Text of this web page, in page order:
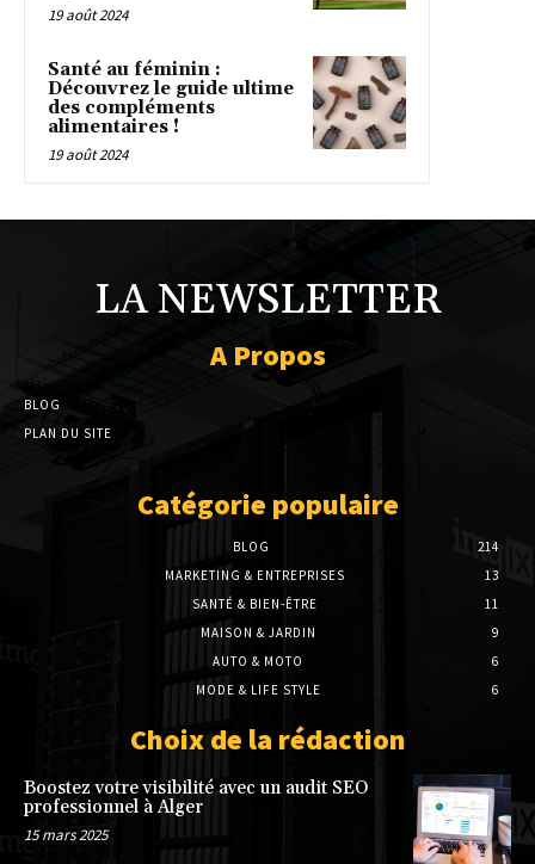
19 août 2024
Santé au féminin :
Découvrez le guide ultime
des compléments
alimentaires !
19 août 2024
LA NEWSLETTER
A Propos
BLOG
PLAN DU SITE
Catégorie populaire
BLOG
214
MARKETING & ENTREPRISES
13
SANTÉ & BIEN-ÊTRE
11
MAISON & JARDIN
9
AUTO & MOTO
6
MODE & LIFE STYLE
6
Choix de la rédaction
Boostez votre visibilité avec un audit SEO
professionnel à Alger
15 mars 2025